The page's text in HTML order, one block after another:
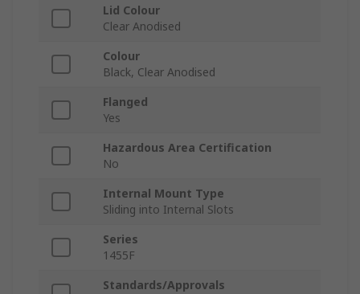
Lid Colour
Clear Anodised
Colour
Black, Clear Anodised
Flanged
Yes
Hazardous Area Certification
No
Internal Mount Type
Sliding into Internal Slots
Series
1455F
Standards/Approvals